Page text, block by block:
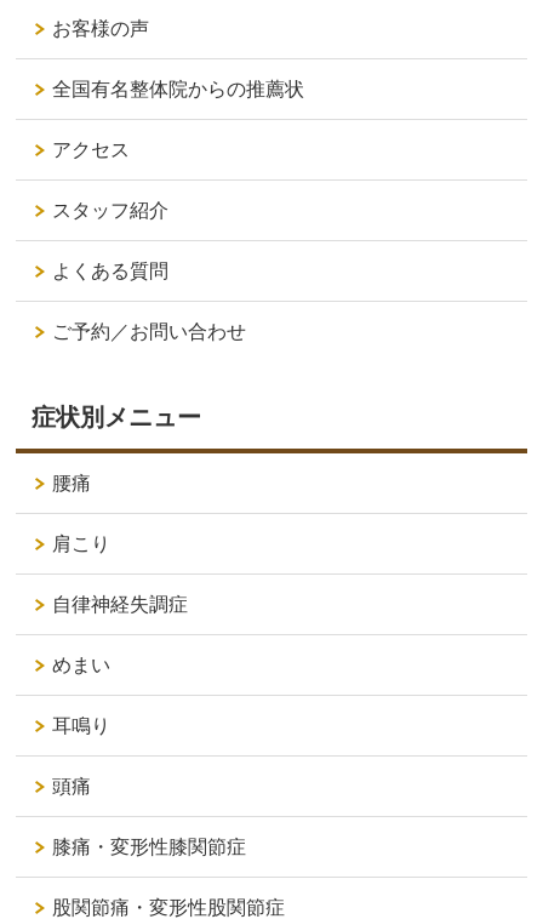
お客様の声
全国有名整体院からの推薦状
アクセス
スタッフ紹介
よくある質問
ご予約／お問い合わせ
症状別メニュー
腰痛
肩こり
自律神経失調症
めまい
耳鳴り
頭痛
膝痛・変形性膝関節症
股関節痛・変形性股関節症